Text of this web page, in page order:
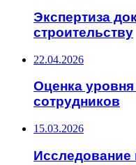
Экспертиза
строительству
22.04.2026
Оценка
сотрудников
15.03.2026
Исследование